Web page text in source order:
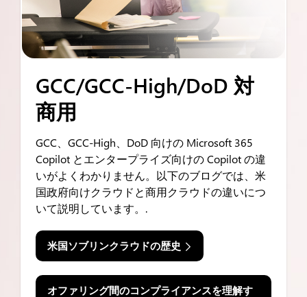
GCC/GCC-High/DoD 対
商用
GCC、GCC-High、DoD 向けの Microsoft 365
Copilot とエンタープライズ向けの Copilot の違
いがよくわかりません。以下のブログでは、米
国政府向けクラウドと商用クラウドの違いにつ
いて説明しています。.
米国ソブリンクラウドの歴史
オファリング間のコンプライアンスを理解す